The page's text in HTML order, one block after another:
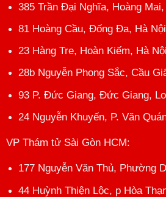
385 Trần Đại Nghĩa, Hoàng
81 Hoàng Cầu, Đống Đa, Hà
23 Hàng Tre, Hoàn Kiếm, Hà
28b Nguyễn Phong Sắc, Cầu
93 P. Đức Giang, Đức Giang,
24 Nguyễn Khuyến, P. Văn
VP Thám tử Sài Gòn HCM:
177 Nguyễn Văn Thủ, Phường
44 Huỳnh Thiện Lộc, p Hòa